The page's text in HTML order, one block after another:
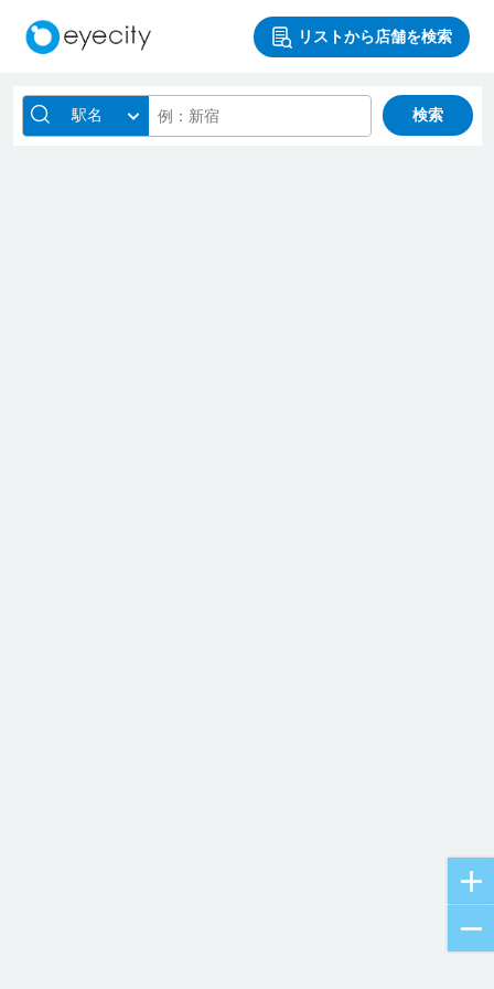
リストから店舗を検索
駅名 検索